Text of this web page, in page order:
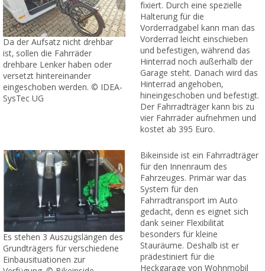
Da der Aufsatz nicht drehbar
ist, sollen die Fahrräder
drehbare Lenker haben oder
versetzt hintereinander
eingeschoben werden. © IDEA-
SysTec UG
fixiert. Durch eine spezielle
Halterung für die
Vorderradgabel kann man das
Vorderrad leicht einschieben
und befestigen, während das
Hinterrad noch außerhalb der
Garage steht. Danach wird das
Hinterrad angehoben,
hineingeschoben und befestigt.
Der Fahrradträger kann bis zu
vier Fahrräder aufnehmen und
kostet ab 395 Euro.
Es stehen 3 Auszugslängen des
Grundträgers für verschiedene
Einbausituationen zur
Bikeinside ist ein Fahrradträger
für den Innenraum des
Fahrzeuges. Primär war das
System für den
Fahrradtransport im Auto
gedacht, denn es eignet sich
dank seiner Flexibilität
besonders für kleine
Stauräume. Deshalb ist er
prädestiniert für die
Heckgarage von Wohnmobil